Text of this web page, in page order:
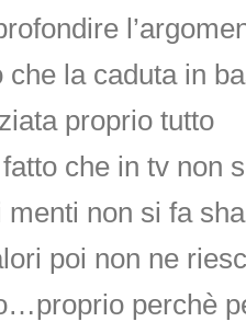
che la caduta in
proprio tutto
che in tv non
menti non si fa
poi non ne
perchè